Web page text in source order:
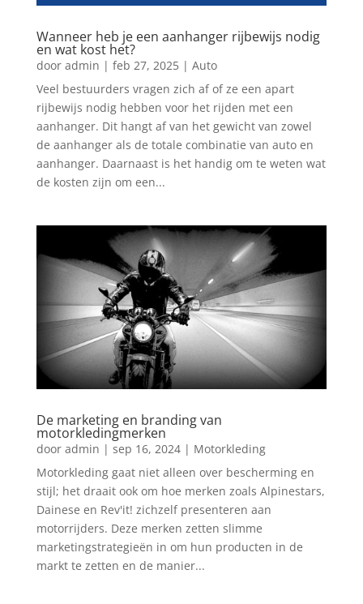
Wanneer heb je een aanhanger rijbewijs nodig
en wat kost het?
door admin | feb 27, 2025| Auto
Veel bestuurders vragen zich af of ze een apart
rijbewijs nodig hebben voor het rijden met een
aanhanger. Dit hangt af van het gewicht van zowel
de aanhanger als de totale combinatie van auto en
aanhanger. Daarnaast is het handig om te weten wat
de kosten zijn om een...
De marketing en branding van
motorkledingmerken
door admin | sep 16, 2024| Motorkleding
Motorkleding gaat niet alleen over bescherming en
stijl; het draait ook om hoe merken zoals Alpinestars,
Dainese en Rev'it! zichzelf presenteren aan
motorrijders. Deze merken zetten slimme
marketingstrategieën in om hun producten in de
markt te zetten en de manier...